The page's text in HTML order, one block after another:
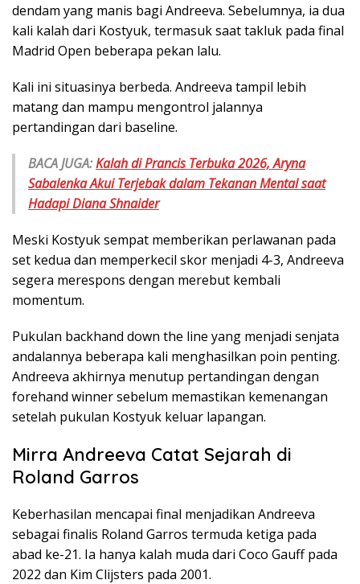
dendam yang manis bagi Andreeva. Sebelumnya, ia dua
kali kalah dari Kostyuk, termasuk saat takluk pada final
Madrid Open beberapa pekan lalu.
Kali ini situasinya berbeda. Andreeva tampil lebih
matang dan mampu mengontrol jalannya
pertandingan dari baseline.
BACA JUGA:Kalah di Prancis Terbuka 2026, Aryna
Sabalenka Akui Terjebak dalam Tekanan Mental saat
Hadapi Diana Shnaider
Meski Kostyuk sempat memberikan perlawanan pada
set kedua dan memperkecil skor menjadi 4-3, Andreeva
segera merespons dengan merebut kembali
momentum.
Pukulan backhand down the line yang menjadi senjata
andalannya beberapa kali menghasilkan poin penting.
Andreeva akhirnya menutup pertandingan dengan
forehand winner sebelum memastikan kemenangan
setelah pukulan Kostyuk keluar lapangan.
Mirra Andreeva Catat Sejarah di
Roland Garros
Keberhasilan mencapai final menjadikan Andreeva
sebagai finalis Roland Garros termuda ketiga pada
abad ke-21. Ia hanya kalah muda dari Coco Gauff pada
2022 dan Kim Clijsters pada 2001.